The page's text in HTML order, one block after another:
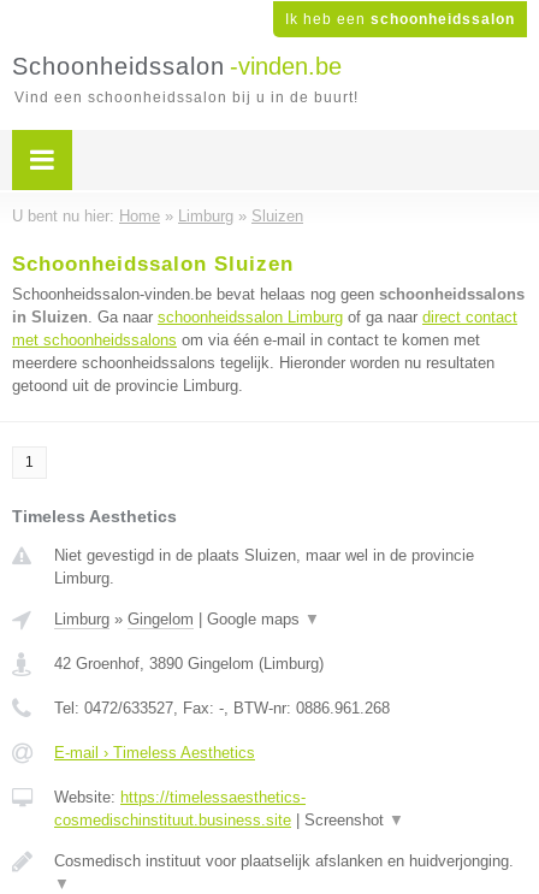
Ik heb een schoonheidssalon
Schoonheidssalon -vinden.be
Vind een schoonheidssalon bij u in de buurt!
U bent nu hier: Home » Limburg » Sluizen
Schoonheidssalon Sluizen
Schoonheidssalon-vinden.be bevat helaas nog geen schoonheidssalons
in Sluizen. Ga naar schoonheidssalon Limburg of ga naar direct contact
met schoonheidssalons om via één e-mail in contact te komen met
meerdere schoonheidssalons tegelijk. Hieronder worden nu resultaten
getoond uit de provincie Limburg.
1
Timeless Aesthetics
Niet gevestigd in de plaats Sluizen, maar wel in de provincie
Limburg.
Limburg » Gingelom Google maps ▼
42 Groenhof, 3890 Gingelom (Limburg)
Tel: 0472/633527, Fax: -, BTW-nr: 0886.961.268
E-mail › Timeless Aesthetics
Website: https://timelessaesthetics-
cosmedischinstituut.business.site
Screenshot ▼
Cosmedisch instituut voor plaatselijk afslanken en huidverjonging.
▼